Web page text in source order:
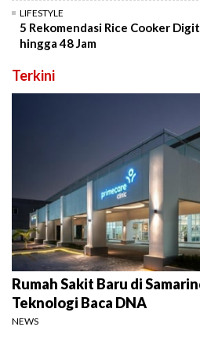
LIFESTYLE
5 Rekomendasi Rice Cooker
hingga 48 Jam
Terkini
Rumah Sakit Baru di
Teknologi Baca DNA
NEWS